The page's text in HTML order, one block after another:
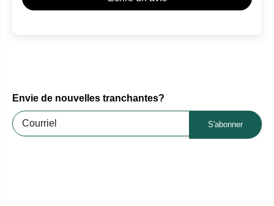
Envie de nouvelles tranchantes?
S'abonner